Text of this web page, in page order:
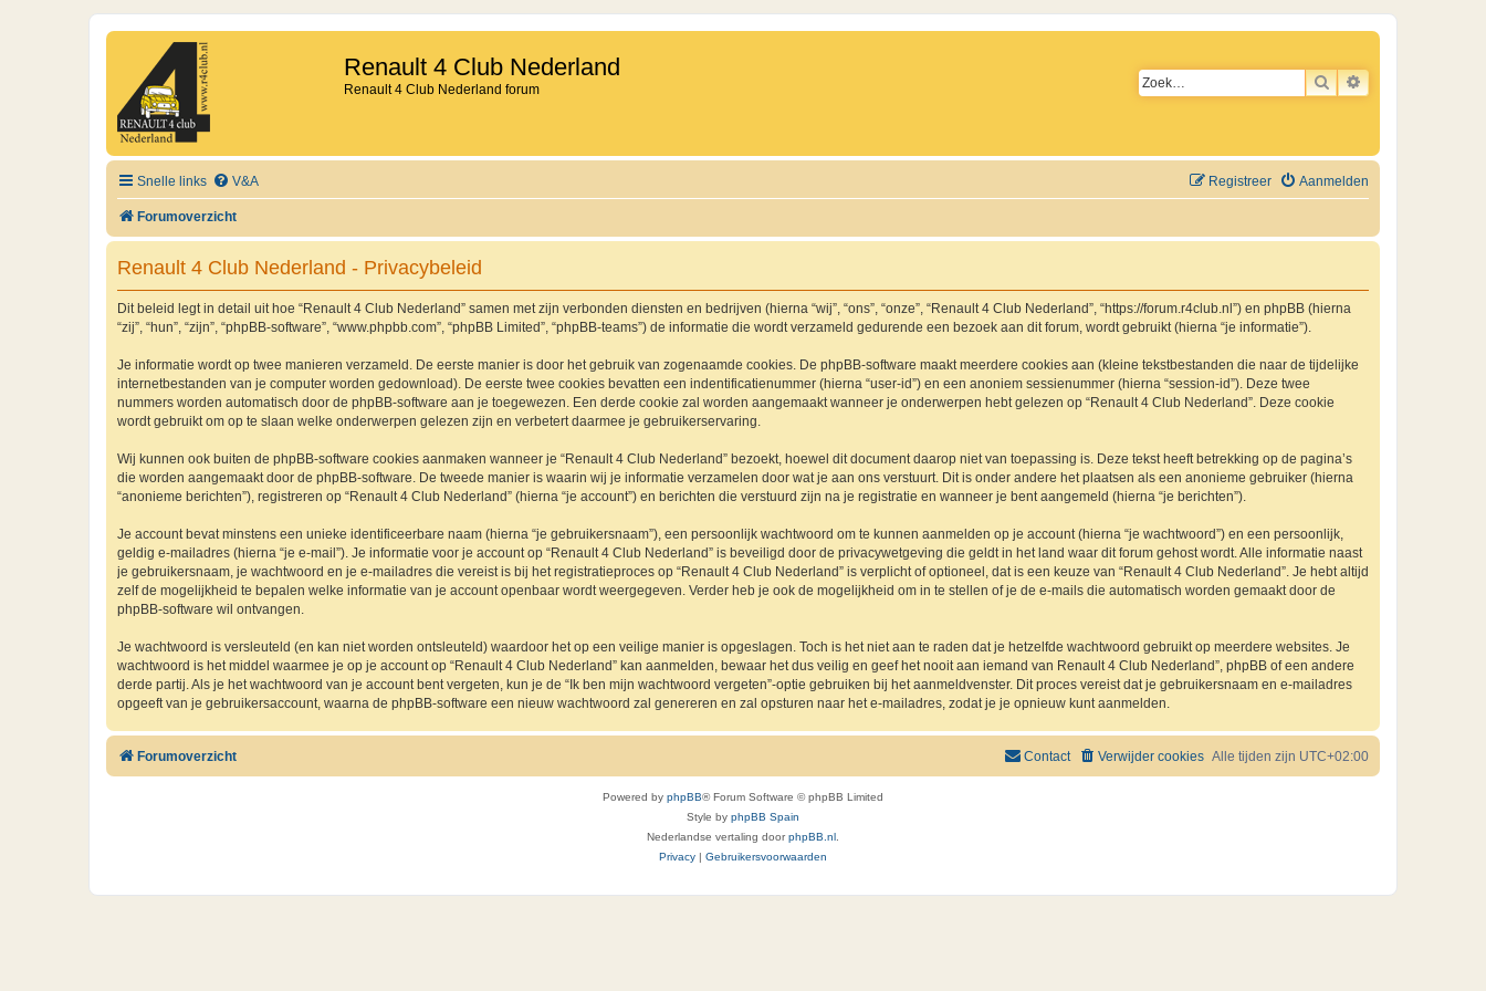
Renault 4 Club Nederland
Renault 4 Club Nederland forum ZOEKUITGEBREID
Snelle links V&A Aanmelden
Registreer
Forumoverzicht
Renault 4 Club Nederland - Privacybeleid
Dit beleid legt in detail uit hoe “Renault 4 Club Nederland” samen met zijn verbonden diensten en bedrijven (hierna “wij”, “ons”, “onze”, “Renault 4 Club Nederland”, “https://forum.r4club.nl”) en phpBB (hierna
“zij”, “hun”, “zijn”, “phpBB-software”, “www.phpbb.com”, “phpBB Limited”, “phpBB-teams”) de informatie die wordt verzameld gedurende een bezoek aan dit forum, wordt gebruikt (hierna “je informatie”).
Je informatie wordt op twee manieren verzameld. De eerste manier is door het gebruik van zogenaamde cookies. De phpBB-software maakt meerdere cookies aan (kleine tekstbestanden die naar de tijdelijke
internetbestanden van je computer worden gedownload). De eerste twee cookies bevatten een indentificatienummer (hierna “user-id”) en een anoniem sessienummer (hierna “session-id”). Deze twee
nummers worden automatisch door de phpBB-software aan je toegewezen. Een derde cookie zal worden aangemaakt wanneer je onderwerpen hebt gelezen op “Renault 4 Club Nederland”. Deze cookie
wordt gebruikt om op te slaan welke onderwerpen gelezen zijn en verbetert daarmee je gebruikerservaring.
Wij kunnen ook buiten de phpBB-software cookies aanmaken wanneer je “Renault 4 Club Nederland” bezoekt, hoewel dit document daarop niet van toepassing is. Deze tekst heeft betrekking op de pagina’s
die worden aangemaakt door de phpBB-software. De tweede manier is waarin wij je informatie verzamelen door wat je aan ons verstuurt. Dit is onder andere het plaatsen als een anonieme gebruiker (hierna
“anonieme berichten”), registreren op “Renault 4 Club Nederland” (hierna “je account”) en berichten die verstuurd zijn na je registratie en wanneer je bent aangemeld (hierna “je berichten”).
Je account bevat minstens een unieke identificeerbare naam (hierna “je gebruikersnaam”), een persoonlijk wachtwoord om te kunnen aanmelden op je account (hierna “je wachtwoord”) en een persoonlijk,
geldig e-mailadres (hierna “je e-mail”). Je informatie voor je account op “Renault 4 Club Nederland” is beveiligd door de privacywetgeving die geldt in het land waar dit forum gehost wordt. Alle informatie naast
je gebruikersnaam, je wachtwoord en je e-mailadres die vereist is bij het registratieproces op “Renault 4 Club Nederland” is verplicht of optioneel, dat is een keuze van “Renault 4 Club Nederland”. Je hebt altijd
zelf de mogelijkheid te bepalen welke informatie van je account openbaar wordt weergegeven. Verder heb je ook de mogelijkheid om in te stellen of je de e-mails die automatisch worden gemaakt door de
phpBB-software wil ontvangen.
Je wachtwoord is versleuteld (en kan niet worden ontsleuteld) waardoor het op een veilige manier is opgeslagen. Toch is het niet aan te raden dat je hetzelfde wachtwoord gebruikt op meerdere websites. Je
wachtwoord is het middel waarmee je op je account op “Renault 4 Club Nederland” kan aanmelden, bewaar het dus veilig en geef het nooit aan iemand van Renault 4 Club Nederland”, phpBB of een andere
derde partij. Als je het wachtwoord van je account bent vergeten, kun je de “Ik ben mijn wachtwoord vergeten”-optie gebruiken bij het aanmeldvenster. Dit proces vereist dat je gebruikersnaam en e-mailadres
opgeeft van je gebruikersaccount, waarna de phpBB-software een nieuw wachtwoord zal genereren en zal opsturen naar het e-mailadres, zodat je je opnieuw kunt aanmelden.
Forumoverzicht Alle tijden zijn UTC+02:00
Verwijder cookies
Contact
Powered by phpBB® Forum Software © phpBB Limited
Style by phpBB Spain
Nederlandse vertaling doorphpBB.nl .
Privacy
Gebruikersvoorwaarden